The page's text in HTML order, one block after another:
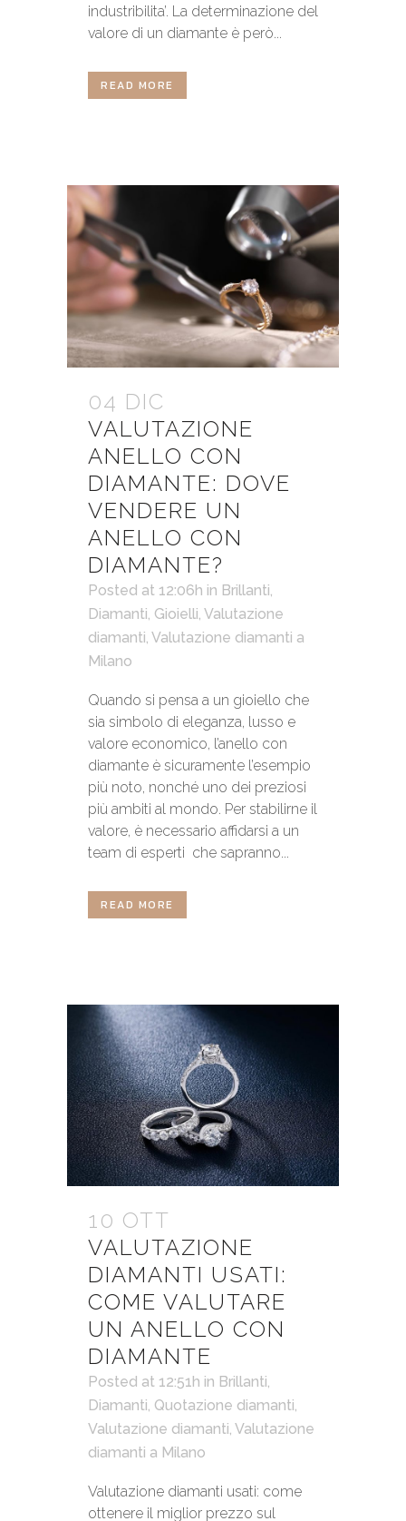
industribilita’. La determinazione del
valore di un diamante è però...
READ MORE
04 DIC
VALUTAZIONE
ANELLO CON
DIAMANTE: DOVE
VENDERE UN
ANELLO CON
DIAMANTE?
Posted at 12:06h in Brillanti
Diamanti Gioielli Valutazione
diamanti Valutazione diamanti a
Milano
Quando si pensa a un gioiello che
sia simbolo di eleganza, lusso e
valore economico, l’anello con
diamante è sicuramente l’esempio
più noto, nonché uno dei preziosi
più ambiti al mondo. Per stabilirne il
valore, è necessario affidarsi a un
team di esperti che sapranno...
READ MORE
10 OTT
VALUTAZIONE
DIAMANTI USATI:
COME VALUTARE
UN ANELLO CON
DIAMANTE
Posted at 12:51h in Brillanti
Diamanti Quotazione diamanti
Valutazione diamanti Valutazione
diamanti a Milano
Valutazione diamanti usati: come
ottenere il miglior prezzo sul